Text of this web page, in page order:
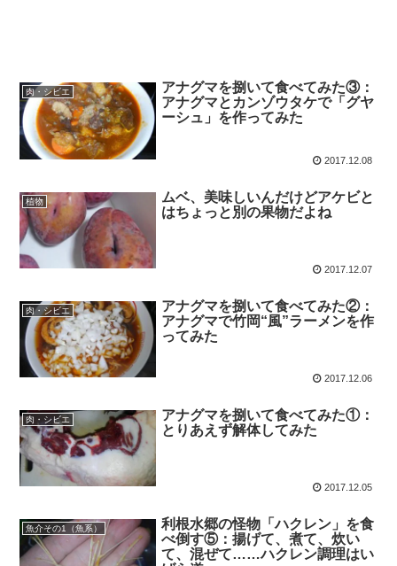
肉・シビエ
アナグマを捌いて食べてみた③：
アナグマとカンゾウタケで「グヤ
ーシュ」を作ってみた
2017.12.08
植物
ムベ、美味しいんだけどアケビと
はちょっと別の果物だよね
2017.12.07
肉・シビエ
アナグマを捌いて食べてみた②：
アナグマで竹岡“風”ラーメンを作
ってみた
2017.12.06
肉・シビエ
アナグマを捌いて食べてみた①：
とりあえず解体してみた
2017.12.05
魚介その1（魚系）
利根水郷の怪物「ハクレン」を食
べ倒す⑤：揚げて、煮て、炊い
て、混ぜて……ハクレン調理はい